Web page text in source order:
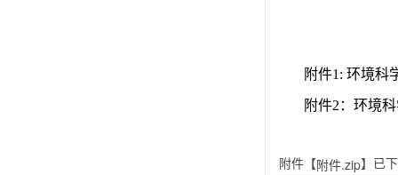
附件1: 环境科
附件2 ：环境
附件【附件.zip】已